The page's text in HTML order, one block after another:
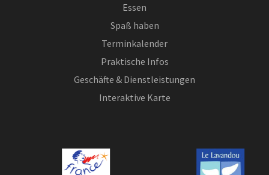
Essen
Spaß haben
Terminkalender
Praktische Infos
Geschäfte & Dienstleistungen
Interaktive Karte